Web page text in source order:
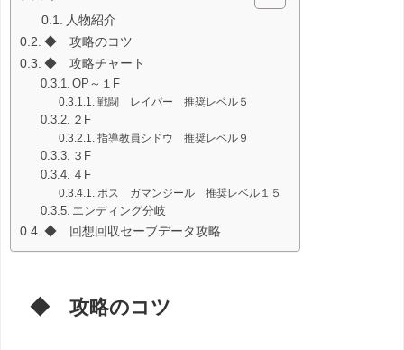
人物紹介
◆ 攻略のコツ
◆ 攻略チャート
OP～１F
戦闘 レイパー 推奨レベル５
２F
指導教員シドウ 推奨レベル９
３F
４F
ボス ガマンジール 推奨レベル１５
エンディング分岐
◆ 回想回収セーブデータ攻略
◆ 攻略のコツ